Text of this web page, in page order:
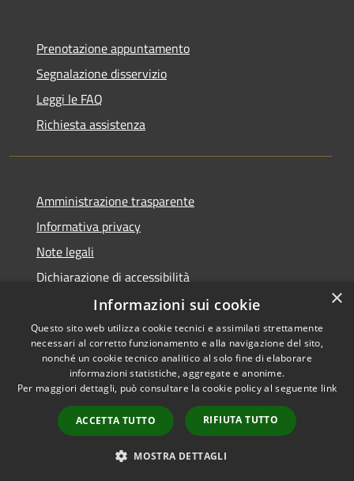
Prenotazione appuntamento
Segnalazione disservizio
Leggi le FAQ
Richiesta assistenza
Amministrazione trasparente
Informativa privacy
Note legali
Dichiarazione di accessibilità
Accessibilità
Privacy
Mappa del sito
Copyright © 2026 • Comune di
Viadanica • Powered by
Municipium•Accesso
redazione
×
Informazioni sui cookie
Questo sito web utilizza cookie tecnici e assimilati strettamente
necessari al corretto funzionamento e alla navigazione del sito,
nonché un cookie tecnico analitico al solo fine di elaborare
informazioni statistiche, aggregate e anonime.
Per maggiori dettagli, può consultare la cookie policy al seguente link
ACCETTA TUTTO RIFIUTA TUTTO
MOSTRA DETTAGLI